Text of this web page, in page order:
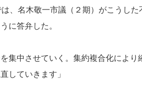
、名木敬一市議（２期）がこうし
に答弁した。
集中させていく。集約複合化によ
していきます」